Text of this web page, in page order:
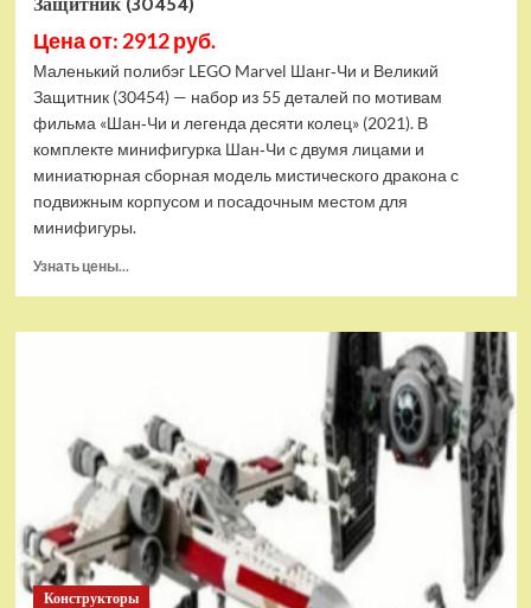
Цена от: 2912 руб.
Маленький полибэг LEGO Marvel Шанг‑Чи и Великий
Защитник (30454) — набор из 55 деталей по мотивам
фильма «Шан‑Чи и легенда десяти колец» (2021). В
комплекте минифигурка Шан‑Чи с двумя лицами и
миниатюрная сборная модель мистического дракона с
подвижным корпусом и посадочным местом для
минифигуры.
Узнать цены...
(EU)
Шанг-
Чи
и
Великий
Защитник
(30454)
Конструкторы